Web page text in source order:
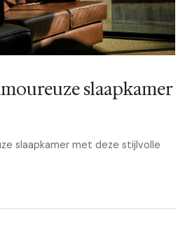
slaapkamer
slaapkamer met deze stijlvolle